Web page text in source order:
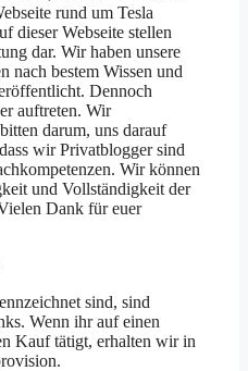
rund um Tesla
dieser Webseite stellen
dar. Wir haben unsere
nach bestem Wissen und
Dennoch
auftreten. Wir
darum, uns darauf
wir Privatblogger sind
Wir können
und Vollständigkeit der
Dank für euer
sind, sind
Wenn ihr auf einen
Kauf tätigt, erhalten wir in